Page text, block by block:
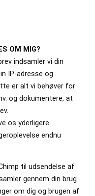
OM MIG?
indsamler vi din
IP-adresse og
er alt vi behøver for
og dokumentere, at
os yderligere
endnu
til udsendelse af
gennem din brug
om dig og brugen af